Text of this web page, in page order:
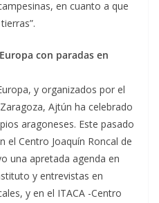
en cuanto a que
con paradas en
y organizados por el
Ajtún ha celebrado
aragoneses. Este pasado
el Centro Joaquín Roncal de
una apretada agenda en
y entrevistas en
y en el ITACA -Centro